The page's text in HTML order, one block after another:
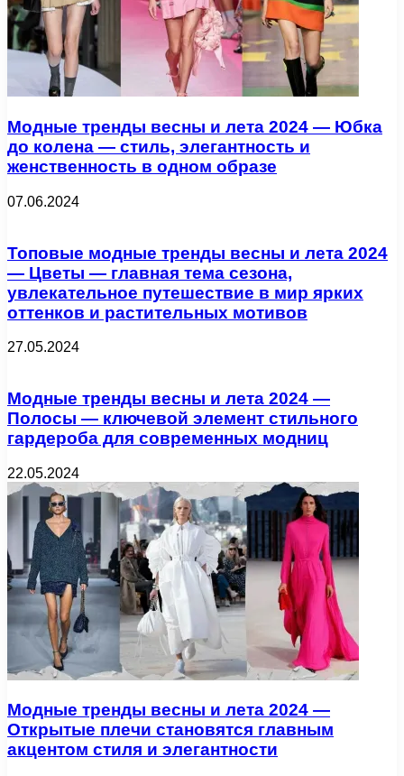
Модные тренды весны и лета 2024 — Юбка
до колена — стиль, элегантность и
женственность в одном образе
07.06.2024
Топовые модные тренды весны и лета 2024
— Цветы — главная тема сезона,
увлекательное путешествие в мир ярких
оттенков и растительных мотивов
27.05.2024
Модные тренды весны и лета 2024 —
Полосы — ключевой элемент стильного
гардероба для современных модниц
22.05.2024
Модные тренды весны и лета 2024 —
Открытые плечи становятся главным
акцентом стиля и элегантности